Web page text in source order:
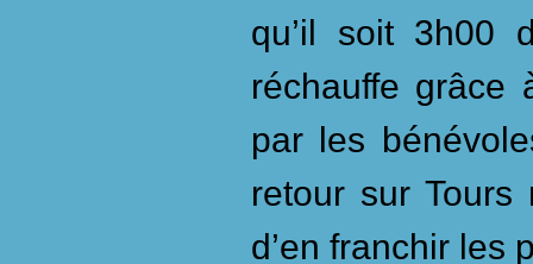
qu’il soit 3h00
réchauffe grâce
par les
retour sur
d’en franchir les